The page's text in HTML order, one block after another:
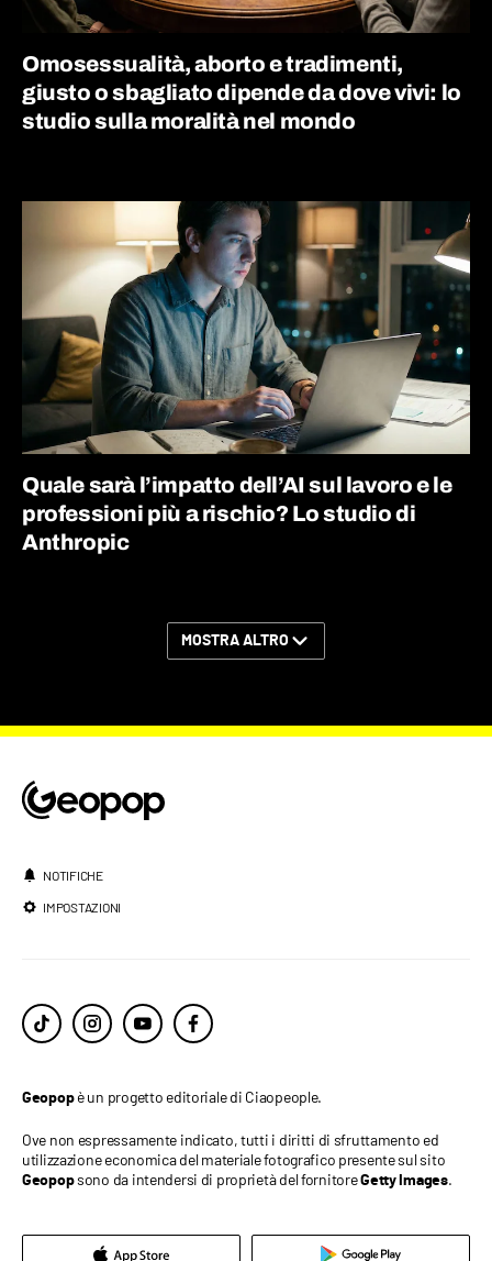
Omosessualità, aborto e tradimenti,
giusto o sbagliato dipende da dove vivi: lo
studio sulla moralità nel mondo
Quale sarà l’impatto dell’AI sul lavoro e le
professioni più a rischio? Lo studio di
Anthropic
MOSTRA ALTRO
NOTIFICHE
IMPOSTAZIONI
Geopopè un progetto editoriale di Ciaopeople.
Ove non espressamente indicato, tutti i diritti di sfruttamento ed
utilizzazione economica del materiale fotografico presente sul sito
Geopopsono da intendersi di proprietà del fornitoreGetty Images.